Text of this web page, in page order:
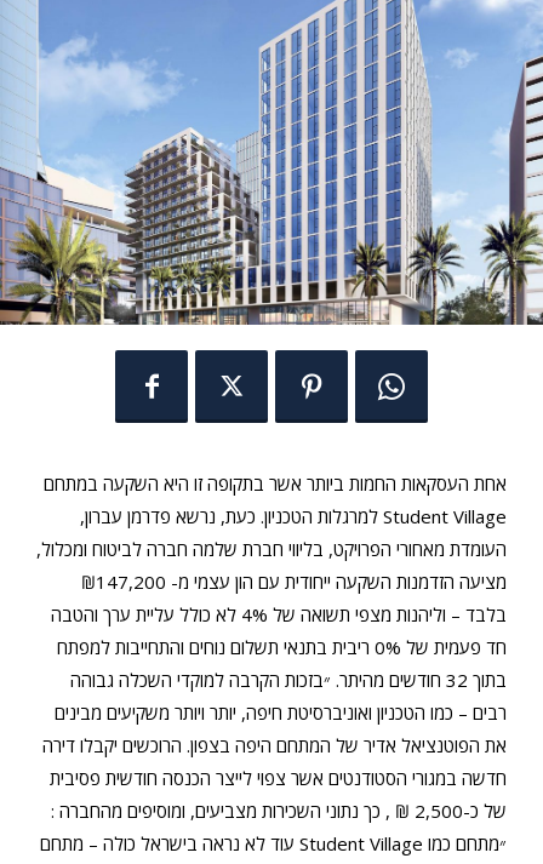
אחת העסקאות החמות ביותר אשר בתקופה זו היא השקעה במתחם
Student Village למרגלות הטכניון. כעת, נרשא פדרמן עברון,
העומדת מאחורי הפרויקט, בליווי חברת שלמה חברה לביטוח ומכלול,
מציעה הזדמנות השקעה ייחודית עם הון עצמי מ- ₪147,200
בלבד – וליהנות מצפי תשואה של 4% לא כולל עליית ערך והטבה
חד פעמית של 0% ריבית בתנאי
תשלום נוחים והתחייבות למפתח
בתוך 32 חודשים מהיתר. ״בזכות הקרבה למוקדי השכלה גבוהה
רבים – כמו הטכניון ואוניברסיטת חיפה, יותר ויותר משקיעים מבינים
את הפוטנציאל אדיר של המתחם היפה בצפון. הרוכשים יקבלו דירה
חדשה במגורי הסטודנטים אשר צפוי לייצר הכנסה חודשית פסיבית
של כ-2,500 ₪ , כך נתוני השכירות מצביעים, ומוסיפים מהחברה :
״מתחם כמו Student Village עוד לא נראה בישראל כולה – מתחם